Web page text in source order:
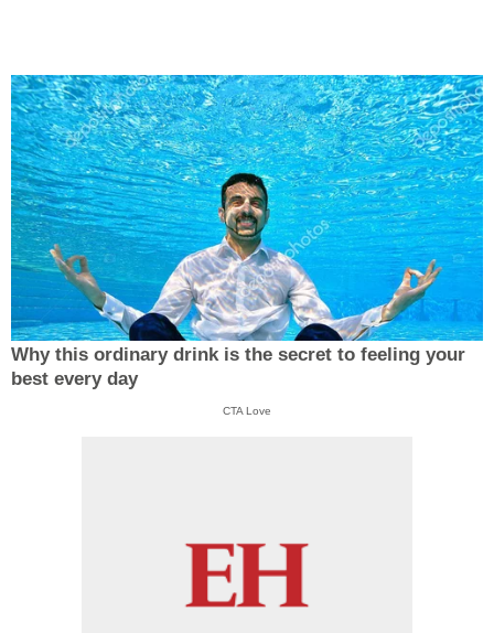
Why this ordinary drink is the secret to feeling your
best every day
CTA Love